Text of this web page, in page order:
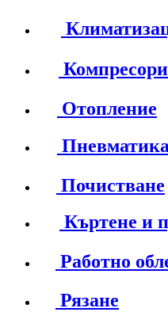
Компресори
Отопление
Пневматика
Почистване
Къртене и
Работно
Рязане